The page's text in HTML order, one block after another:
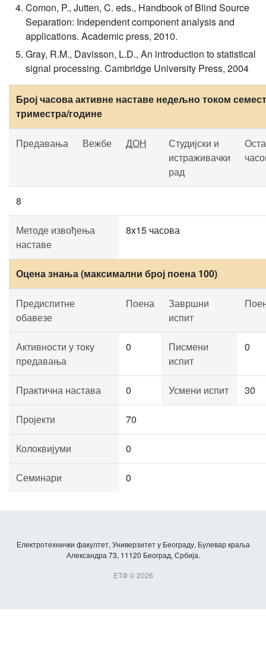
Comon, P., Jutten, C. eds., Handbook of Blind Source
Separation: Independent component analysis and
applications. Academic press, 2010.
Gray, R.M., Davisson, L.D., An introduction to statistical
signal processing. Cambridge University Press, 2004
Број часова активне наставе недељно током
триместра/године
Предавања Вежбе ДОН
Студијски и
истраживачки
рад
8
Методе извођења
наставе
8x15 часова
Оцена знања (максимални број поена 100)
Предиспитне
обавезе
Поена
Завршни
испит
Активности у току
предавања
0
Писмени
испит
0
Практична настава 0 Усмени испит 30
Пројекти 70
Колоквијуми 0
Семинари 0
Електротехнички факултет, Универзитет у Београду, Булевар краља
Александра 73, 11120 Београд, Србија.
ЕТФ © 2026